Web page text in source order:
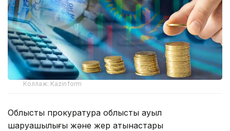
Коллаж: Kazinform
Облыстық прокуратура облыстық ауыл
шаруашылығы және жер қатынастары